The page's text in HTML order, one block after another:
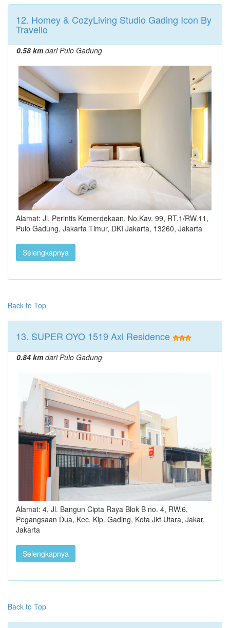
12. Homey & CozyLiving Studio Gading Icon By
Travelio
0.58 kmdari Pulo Gadung
Alamat: Jl. Perintis Kemerdekaan, No.Kav. 99, RT.1/RW.11,
Pulo Gadung, Jakarta Timur, DKI Jakarta, 13260, Jakarta
Selengkapnya
Back to Top
13. SUPER OYO 1519 Axl Residence
0.84 kmdari Pulo Gadung
Alamat: 4, Jl. Bangun Cipta Raya Blok B no. 4, RW.6,
Pegangsaan Dua, Kec. Klp. Gading, Kota Jkt Utara, Jakar,
Jakarta
Selengkapnya
Back to Top